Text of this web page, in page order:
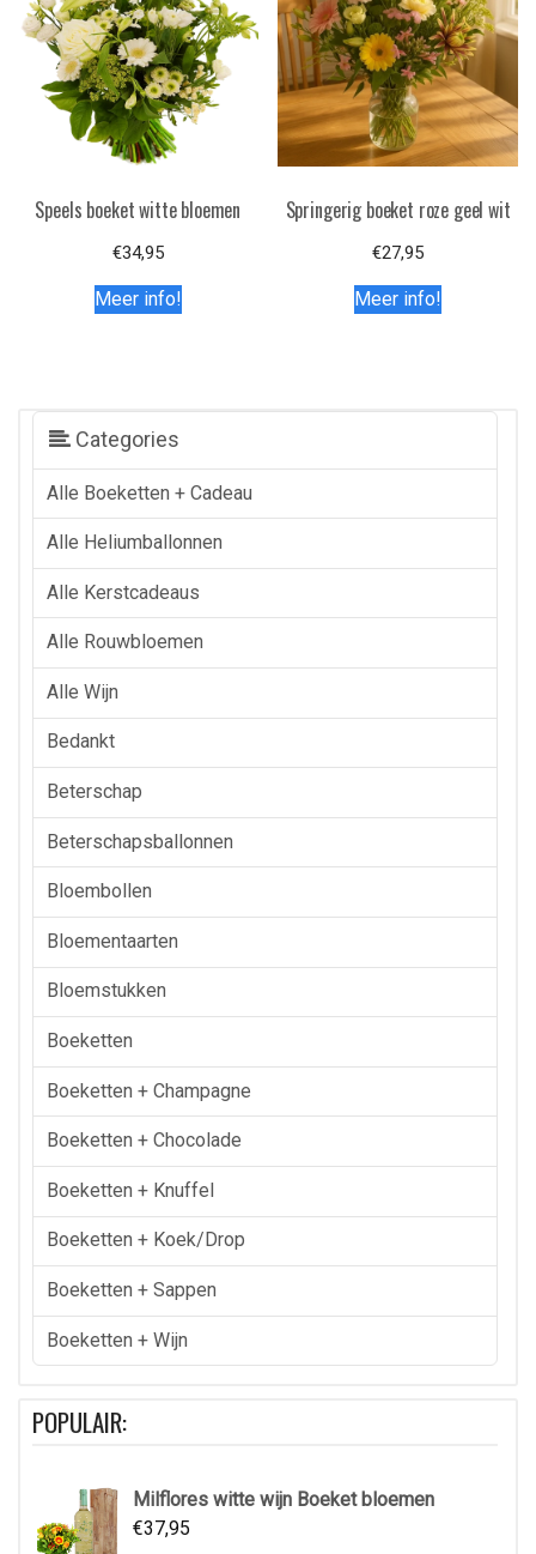
Speels boeket witte bloemen
€34,95
Meer info!
Springerig boeket roze geel wit
€27,95
Meer info!
Categories
Alle Boeketten + Cadeau
Alle Heliumballonnen
Alle Kerstcadeaus
Alle Rouwbloemen
Alle Wijn
Bedankt
Beterschap
Beterschapsballonnen
Bloembollen
Bloementaarten
Bloemstukken
Boeketten
Boeketten + Champagne
Boeketten + Chocolade
Boeketten + Knuffel
Boeketten + Koek/drop
Boeketten + Sappen
Boeketten + Wijn
POPULAIR:
Milflores witte wijn Boeket bloemen
€37,95